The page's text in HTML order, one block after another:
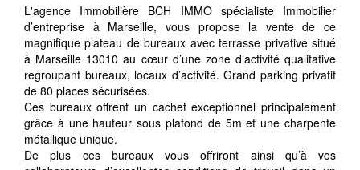
L'agence Immobilière BCH IMMO spécialiste Immobilier
d’entreprise à Marseille, vous propose la vente de ce
magnifique plateau de bureaux avec terrasse privative situé
à Marseille 13010 au cœur d’une zone d’activité qualitative
regroupant bureaux, locaux d’activité. Grand parking privatif
de 80 places sécurisées.
Ces bureaux offrent un cachet exceptionnel principalement
grâce à une hauteur sous plafond de 5m et une charpente
métallique unique.
De plus ces bureaux vous offriront ainsi qu’à vos